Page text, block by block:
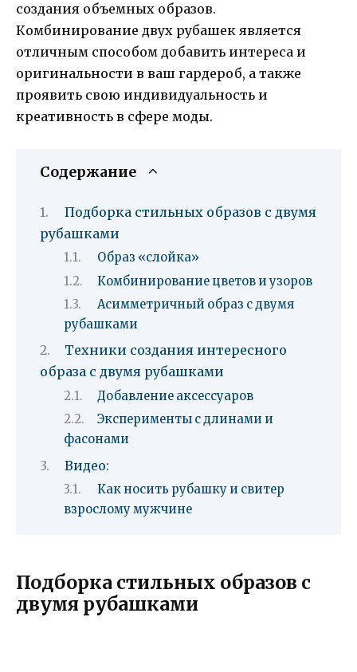
создания объемных образов.
Комбинирование двух рубашек является
отличным способом добавить интереса и
оригинальности в ваш гардероб, а также
проявить свою индивидуальность и
креативность в сфере моды.
Содержание
Подборка стильных образов с двумя
рубашками
Образ «слойка»
Комбинирование цветов и узоров
Асимметричный образ с двумя
рубашками
Техники создания интересного
образа с двумя рубашками
Добавление аксессуаров
Эксперименты с длинами и
фасонами
Видео:
Как носить рубашку и свитер
взрослому мужчине
Подборка стильных образов с
двумя рубашками